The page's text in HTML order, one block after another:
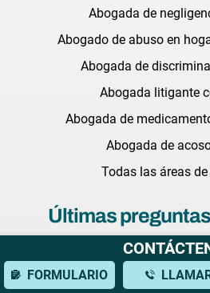
Abogada de
Abogado de abuso en
Abogada de
Abogada litigante
Abogada de
Abogada de
Todas las áreas
Últimas
Qué debo llevar a mi consulta
lesiones
FORMULARIO